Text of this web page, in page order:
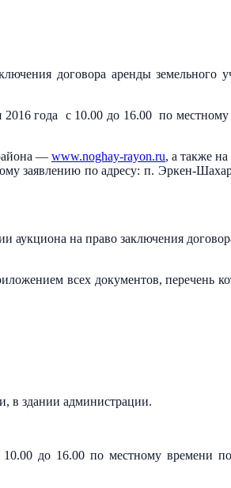
договора аренды земельного
года с 10.00 до 16.00 по
— www.noghay-rayon.ru, а также
заявлению по адресу: п. Эркен-
на право заключения
всех документов, перечень
в здании администрации.
10.00 до 16.00 по местному времени